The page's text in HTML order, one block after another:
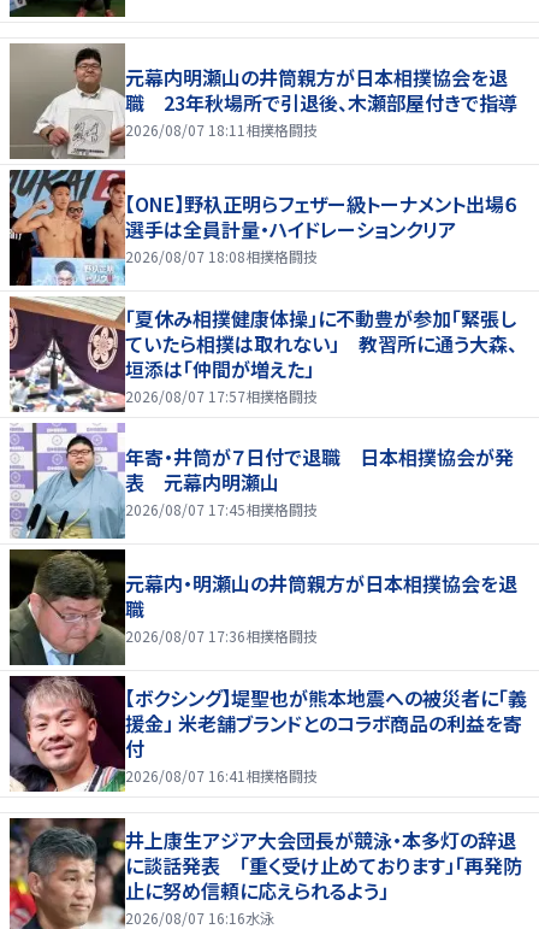
元幕内明瀬山の井筒親方が日本相撲協会を退
職 23年秋場所で引退後、木瀬部屋付きで指導
2026/08/07 18:11 相撲格闘技
【ONE】野杁正明らフェザー級トーナメント出場６
選手は全員計量・ハイドレーションクリア
2026/08/07 18:08相撲格闘技
「夏休み相撲健康体操」に不動豊が参加「緊張し
ていたら相撲は取れない」 教習所に通う大森、
垣添は「仲間が増えた」
2026/08/07 17:57相撲格闘技
年寄・井筒が７日付で退職 日本相撲協会が発
表 元幕内明瀬山
2026/08/07 17:45相撲格闘技
元幕内・明瀬山の井筒親方が日本相撲協会を退
職
2026/08/07 17:36相撲格闘技
【ボクシング】堤聖也が熊本地震への被災者に「義
援金」 米老舗ブランドとのコラボ商品の利益を寄
付
2026/08/07 16:41 相撲格闘技
井上康生アジア大会団長が競泳・本多灯の辞退
に談話発表 「重く受け止めております」「再発防
止に努め信頼に応えられるよう」
2026/08/07 16:16水泳